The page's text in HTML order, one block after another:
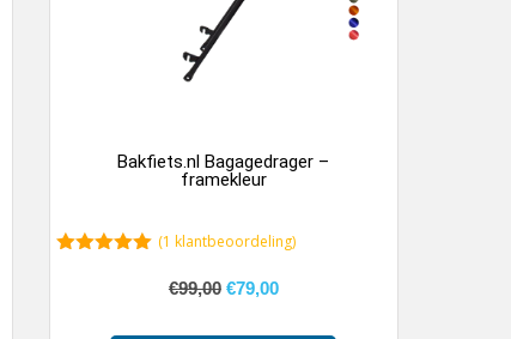
Bakfiets.nl Bagagedrager –
framekleur
(1 klantbeoordeling)
€99,00 €79,00